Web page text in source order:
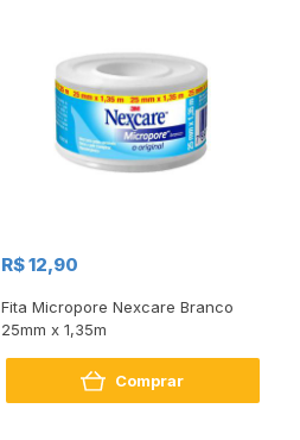
R$ 12,90
Fita Micropore Nexcare Branco
25mm x 1,35m
Comprar